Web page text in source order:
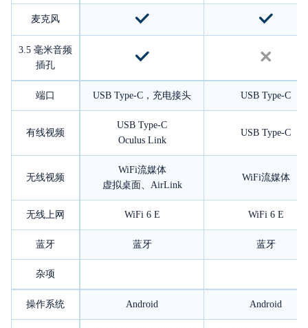
麦克风
3.5 毫米音频
插孔
端口 USB Type-C，充电接头 USB Type-C
有线视频
USB Type-C
Oculus Link
USB Type-C
无线视频
WiFi流媒体
虚拟桌面、AirLink
WiFi流媒体
无线上网 WiFi 6 E WiFi 6 E
蓝牙 蓝牙 蓝牙
杂项
操作系统 Android Android